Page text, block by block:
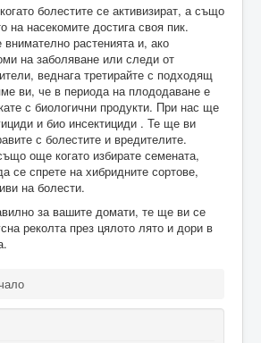
болестите се активизират, а също
на насекомите достига своя пик.
растенията и, ако
на заболяване или следи от
веднага третирайте с подходящ
ви, че в периода на плододаване е
с биологични продукти. При нас ще
и био инсектициди . Те ще ви
с болестите и вредителите.
още когато избирате семената,
се спрете на хибридните сортове,
на болести.
за вашите домати, те ще ви се
реколта през цялото лято и дори в